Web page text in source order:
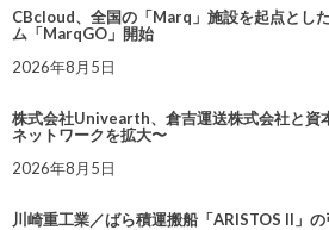
CBcloud、全国の「Marq」施設を起点とし
ム「MarqGO」開始
2026年8月5日
株式会社Univearth、倉吉運送株式会社と資
ネットワークを拡大〜
2026年8月5日
川崎重工業／ばら積運搬船「ARISTOS II」の